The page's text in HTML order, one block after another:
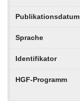
Publikationsdatum
Sprache
Identifikator
HGF-Programm